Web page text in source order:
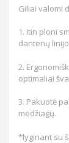
Giliai valomi
1. Itin ploni
dantenų
2.
optimaliai
3. Pakuotė
medžiagų.
*lyginant su